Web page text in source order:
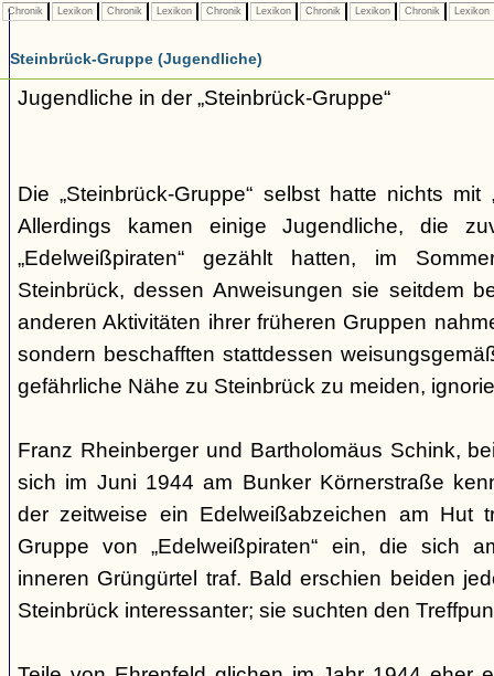
Chronik Lexikon Chronik Lexikon Chronik Lexikon Chronik Lexikon Chronik Lexikon
Steinbrück-Gruppe (Jugendliche)
Jugendliche in der „Steinbrück-Gruppe“
Die „Steinbrück-Gruppe“ selbst hatte nichts mit
Allerdings kamen einige Jugendliche, die
„Edelweißpiraten“ gezählt hatten, im
Steinbrück, dessen Anweisungen sie seitdem
anderen Aktivitäten ihrer früheren Gruppen
sondern beschafften stattdessen
gefährliche Nähe zu Steinbrück zu meiden,
Franz Rheinberger und Bartholomäus Schink,
sich im Juni 1944 am Bunker Körnerstraße
der zeitweise ein Edelweißabzeichen am Hut
Gruppe von „Edelweißpiraten“ ein, die sich
inneren Grüngürtel traf. Bald erschien beiden
Steinbrück interessanter; sie suchten den